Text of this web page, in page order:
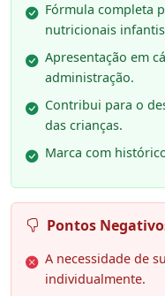
Fórmula completa
nutricionais
Apresentação em
administração.
Contribui para o
das crianças.
Marca com
Pontos
A necessidade de
individualmente.